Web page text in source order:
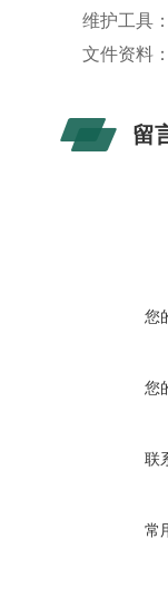
维护工具
文件资料
留
您
您
联
常